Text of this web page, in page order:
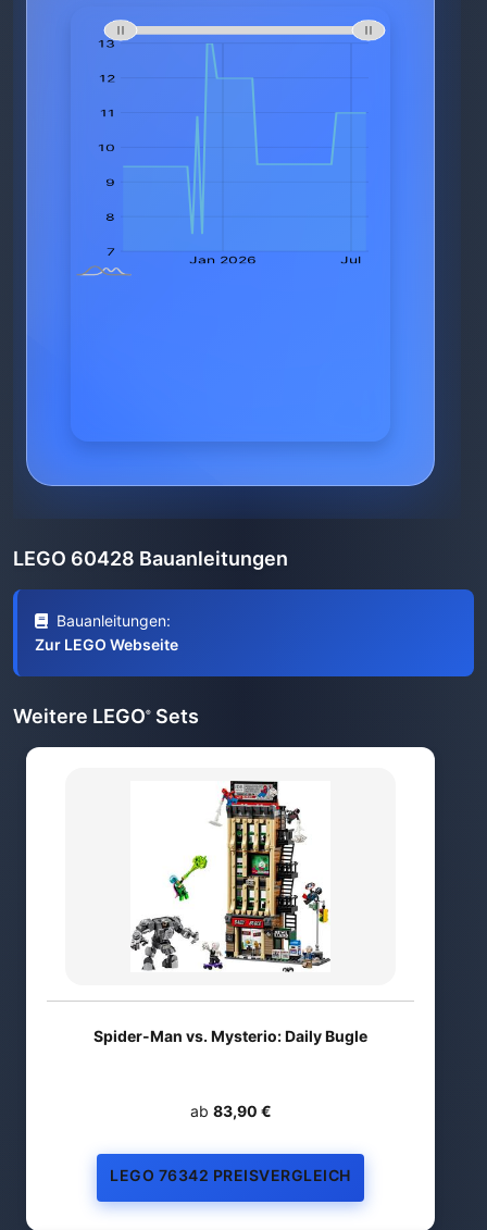
LEGO 60428 Bauanleitungen
Bauanleitungen:
Zur LEGO Webseite
Weitere LEGO® Sets
Spider-Man vs. Mysterio: Daily Bugle
ab 83,90 €
LEGO 76342 PREISVERGLEICH